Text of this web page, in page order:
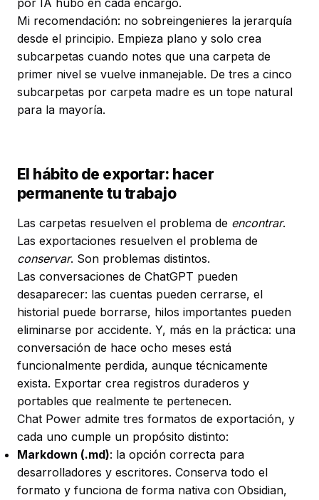
por IA hubo en cada encargo.
Mi recomendación: no sobreingenieres la jerarquía
desde el principio. Empieza plano y solo crea
subcarpetas cuando notes que una carpeta de
primer nivel se vuelve inmanejable. De tres a cinco
subcarpetas por carpeta madre es un tope natural
para la mayoría.
El hábito de exportar: hacer
permanente tu trabajo
Las carpetas resuelven el problema de encontrar.
Las exportaciones resuelven el problema de
conservar. Son problemas distintos.
Las conversaciones de ChatGPT pueden
desaparecer: las cuentas pueden cerrarse, el
historial puede borrarse, hilos importantes pueden
eliminarse por accidente. Y, más en la práctica: una
conversación de hace ocho meses está
funcionalmente perdida, aunque técnicamente
exista. Exportar crea registros duraderos y
portables que realmente te pertenecen.
Chat Power admite tres formatos de exportación, y
cada uno cumple un propósito distinto:
Markdown (.md): la opción correcta para
desarrolladores y escritores. Conserva todo el
formato y funciona de forma nativa con Obsidian,